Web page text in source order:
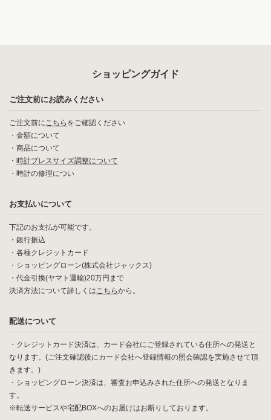
ショッピングガイド
ご注文前にお読みください
ご注文前にこちら をご確認ください
・ 金額について
・ 商品について
・ 時計ブレスサイズ調整について
・ 時計の修理につい
お支払いについて
下記のお支払が可能です。
・銀行振込
・各種クレジットカード
・ショッピングローン(株式会社ジャックス)
・代金引換(ヤマト運輸)20万円まで
決済方法について詳しくはこちらから。
配送について
・クレジットカード決済は、カード会社にご登録されている住所への発送と
なります。(ご注文確認後にカード会社へ登録情報の照会確認を実施させて頂
きます。)
・ショッピングローン決済は、審査お申込みされた住所への発送となりま
す。
※転送サービスや宅配BOXへのお届けはお断りしております。